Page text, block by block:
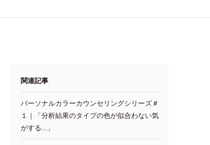
関連記事
パーソナルカラーカウンセリングシリーズ＃
１｜「分析結果のタイプの色が似合わない気
がする…」